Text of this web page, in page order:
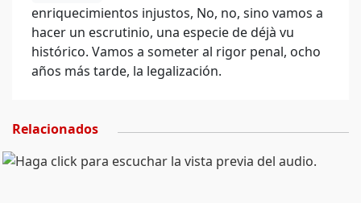
enriquecimientos injustos, No, no, sino vamos a
hacer un escrutinio, una especie de déjà vu
histórico. Vamos a someter al rigor penal, ocho
años más tarde, la legalización.
Relacionados